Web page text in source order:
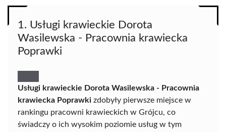
1. Usługi krawieckie Dorota
Wasilewska - Pracownia krawiecka
Poprawki
Usługi krawieckie Dorota Wasilewska - Pracownia
krawiecka Poprawki zdobyły pierwsze miejsce w
rankingu pracowni krawieckich w Grójcu, co
świadczy o ich wysokim poziomie usług w tym